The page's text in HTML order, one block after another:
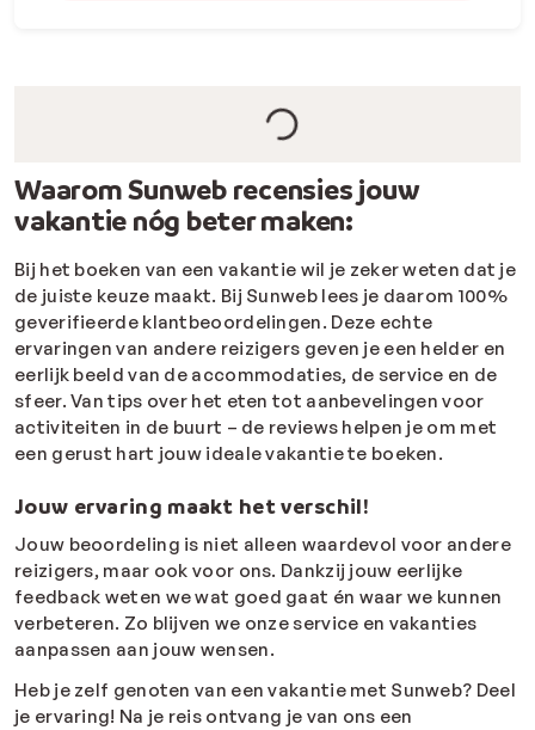
Waarom Sunweb recensies jouw
vakantie nóg beter maken:
Bij het boeken van een vakantie wil je zeker weten dat je
de juiste keuze maakt. Bij Sunweb lees je daarom 100%
geverifieerde klantbeoordelingen. Deze echte
ervaringen van andere reizigers geven je een helder en
eerlijk beeld van de accommodaties, de service en de
sfeer. Van tips over het eten tot aanbevelingen voor
activiteiten in de buurt – de reviews helpen je om met
een gerust hart jouw ideale vakantie te boeken.
Jouw ervaring maakt het verschil!
Jouw beoordeling is niet alleen waardevol voor andere
reizigers, maar ook voor ons. Dankzij jouw eerlijke
feedback weten we wat goed gaat én waar we kunnen
verbeteren. Zo blijven we onze service en vakanties
aanpassen aan jouw wensen.
Heb je zelf genoten van een vakantie met Sunweb? Deel
je ervaring! Na je reis ontvang je van ons een